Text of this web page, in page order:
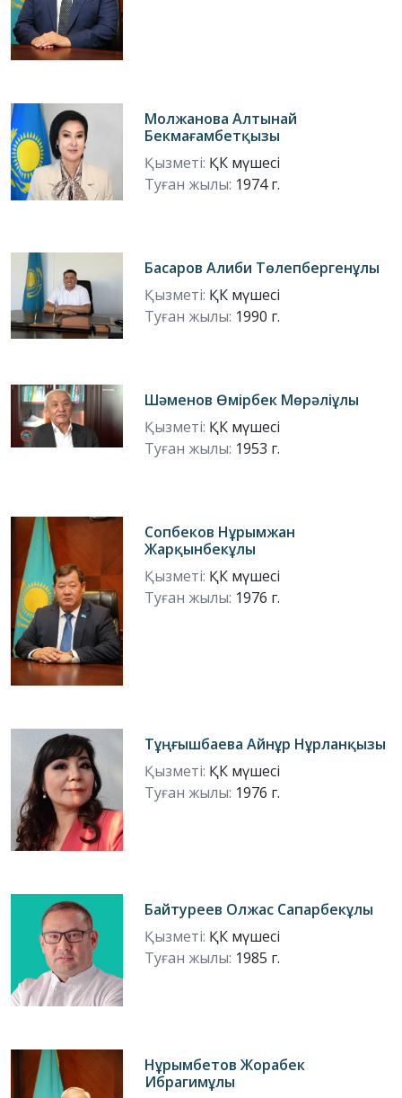
Молжанова Алтынай
Бекмағамбетқызы
Қызметі: ҚК мүшесі
Туған жылы: 1974 г.
Басаров Алиби Төлепбергенұлы
Қызметі: ҚК мүшесі
Туған жылы: 1990 г.
Шәменов Өмірбек Мөрәліұлы
Қызметі: ҚК мүшесі
Туған жылы: 1953 г.
Сопбеков Нұрымжан
Жарқынбекұлы
Қызметі: ҚК мүшесі
Туған жылы: 1976 г.
Тұңғышбаева Айнұр Нұрланқызы
Қызметі: ҚК мүшесі
Туған жылы: 1976 г.
Байтуреев Олжас Сапарбекұлы
Қызметі: ҚК мүшесі
Туған жылы: 1985 г.
Нұрымбетов Жорабек
Ибрагимұлы